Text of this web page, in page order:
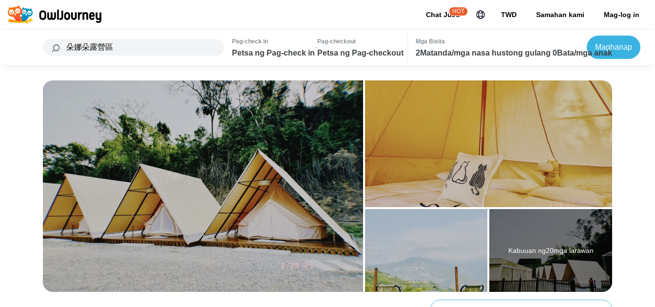
Chat JuJu
HOT TWD Samahan kami Mag-log in
Pag-check in
Petsa ng Pag-check in
-
Pag-checkout
Petsa ng Pag-checkout
Mga Bisita
2Matanda/mga nasa hustong gulang 0Bata/mga anak
Maghanap
Kabuuan ng20mga larawan